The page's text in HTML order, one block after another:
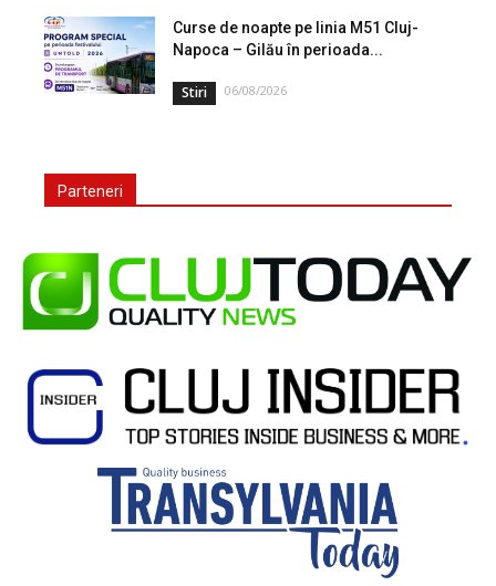
Curse de noapte pe linia M51 Cluj-
Napoca – Gilău în perioada...
Stiri 06/08/2026
Parteneri